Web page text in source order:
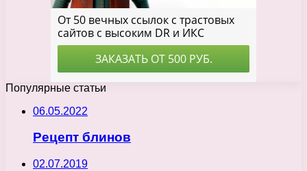
Популярные статьи
06.05.2022
Рецепт блинов
02.07.2019